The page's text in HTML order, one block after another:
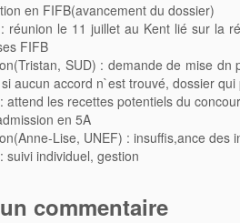
en FIFB(avancement du dossier)
réunion le 11 juillet au Kent lié sur la
FIFB
SUD) : demande de mise
aucun accord n`est trouvé, dossier qui
attend les recettes potentiels du
en 5A
Lise, UNEF) : insuffis,ance des
suivi individuel, gestion
commentaire